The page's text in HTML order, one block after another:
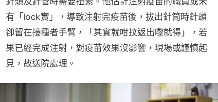
有「lock實」，導致注射完疫苗後，拔出針筒時針頭
卻留在接種者手臂，「其實就咁抆返出嚟就得」，若
果已經完成注射，對疫苗效果沒影響，現場或謹慎起
見，故送院處理。